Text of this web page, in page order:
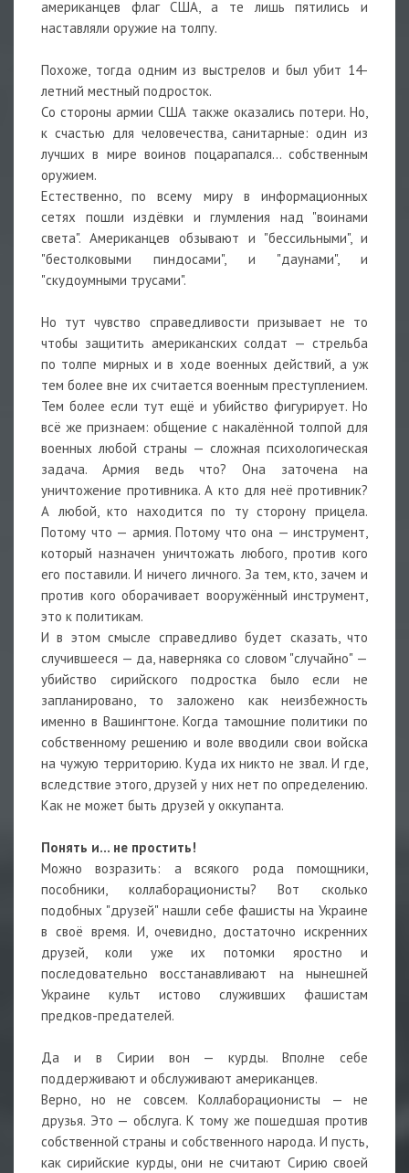
американцев флаг США, а те лишь пятились и
наставляли оружие на толпу.
Похоже, тогда одним из выстрелов и был убит 14-
летний местный подросток.
Со стороны армии США также оказались потери. Но,
к счастью для человечества, санитарные: один из
лучших в мире воинов поцарапался… собственным
оружием.
Естественно, по всему миру в информационных
сетях пошли издёвки и глумления над "воинами
света". Американцев обзывают и "бессильными", и
"бестолковыми пиндосами", и "даунами", и
"скудоумными трусами".
Но тут чувство справедливости призывает не то
чтобы защитить американских солдат — стрельба
по толпе мирных и в ходе военных действий, а уж
тем более вне их считается военным преступлением.
Тем более если тут ещё и убийство фигурирует. Но
всё же признаем: общение с накалённой толпой для
военных любой страны — сложная психологическая
задача. Армия ведь что? Она заточена на
уничтожение противника. А кто для неё противник?
А любой, кто находится по ту сторону прицела.
Потому что — армия. Потому что она — инструмент,
который назначен уничтожать любого, против кого
его поставили. И ничего личного. За тем, кто, зачем и
против кого оборачивает вооружённый инструмент,
это к политикам.
И в этом смысле справедливо будет сказать, что
случившееся — да, наверняка со словом "случайно" —
убийство сирийского подростка было если не
запланировано, то заложено как неизбежность
именно в Вашингтоне. Когда тамошние политики по
собственному решению и воле вводили свои войска
на чужую территорию. Куда их никто не звал. И где,
вследствие этого, друзей у них нет по определению.
Как не может быть друзей у оккупанта.
Понять и… не простить!
Можно возразить: а всякого рода помощники,
пособники, коллаборационисты? Вот сколько
подобных "друзей" нашли себе фашисты на Украине
в своё время. И, очевидно, достаточно искренних
друзей, коли уже их потомки яростно и
последовательно восстанавливают на нынешней
Украине культ истово служивших фашистам
предков-предателей.
Да и в Сирии вон — курды. Вполне себе
поддерживают и обслуживают американцев.
Верно, но не совсем. Коллаборационисты — не
друзья. Это — обслуга. К тому же пошедшая против
собственной страны и собственного народа. И пусть,
как сирийские курды, они не считают Сирию своей